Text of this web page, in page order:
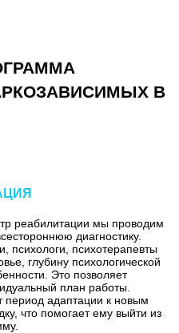
В
реабилитации мы проводим
диагностику.
психологи, психотерапевты
глубину психологической
Это позволяет
план работы.
период адаптации к новым
что помогает ему выйти из